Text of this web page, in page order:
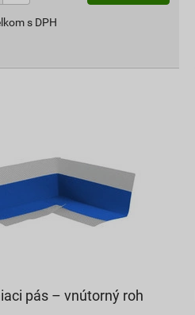
s DPH
pás – vnútorný roh